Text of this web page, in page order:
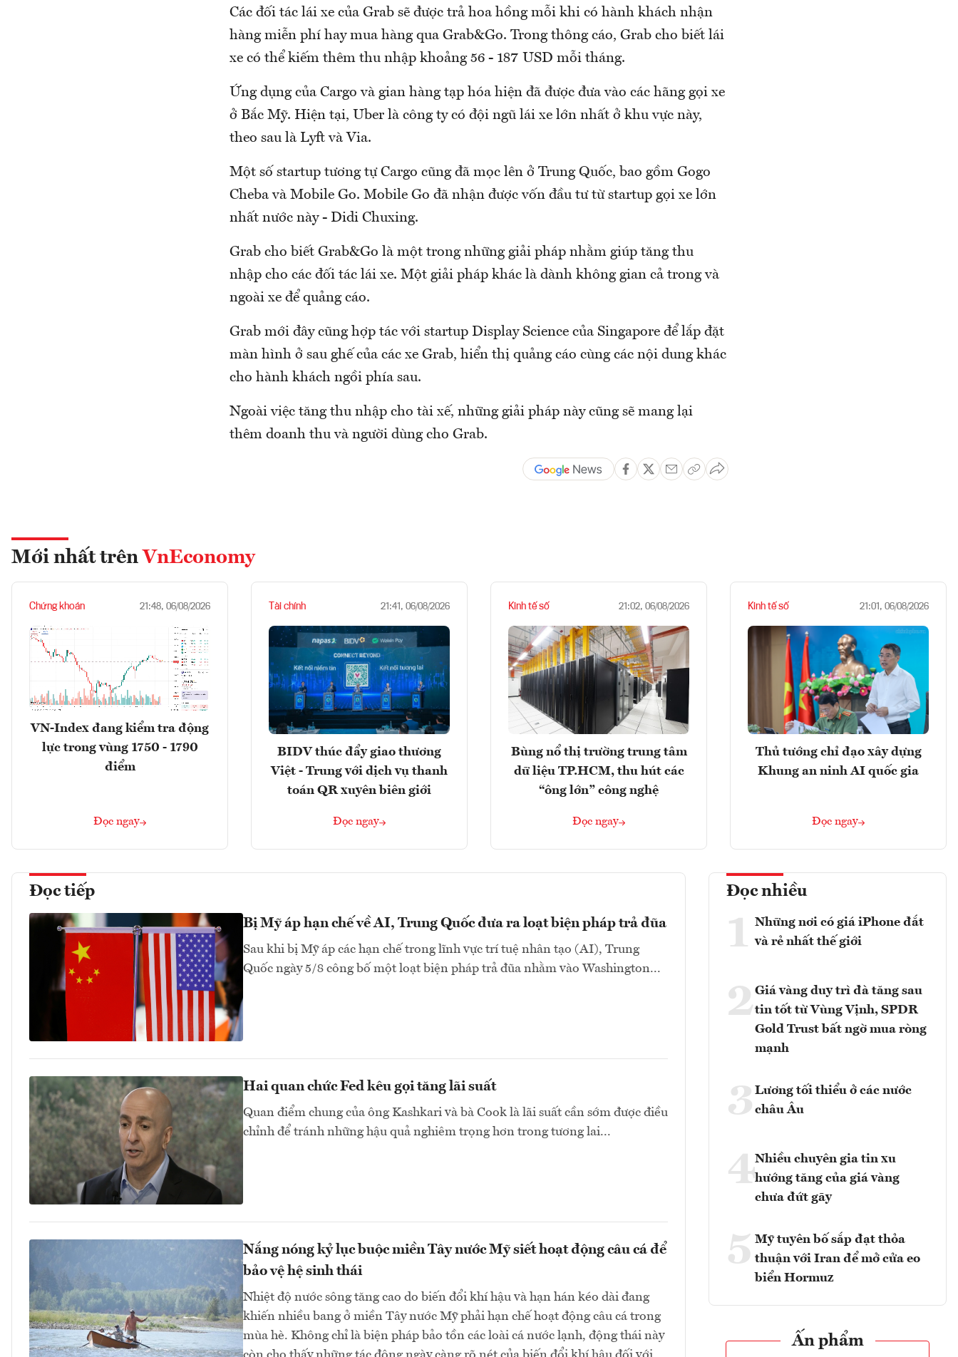
Các đối tác lái xe của Grab sẽ được trả hoa hồng mỗi khi có hành khách nhận
hàng miễn phí hay mua hàng qua Grab&Go. Trong thông cáo, Grab cho biết lái
xe có thể kiếm thêm thu nhập khoảng 56 - 187 USD mỗi tháng.
Ứng dụng của Cargo và gian hàng tạp hóa hiện đã được đưa vào các hãng gọi xe
ở Bắc Mỹ. Hiện tại, Uber là công ty có đội ngũ lái xe lớn nhất ở khu vực này,
theo sau là Lyft và Via.
Một số startup tương tự Cargo cũng đã mọc lên ở Trung Quốc, bao gồm Gogo
Cheba và Mobile Go. Mobile Go đã nhận được vốn đầu tư từ startup gọi xe lớn
nhất nước này - Didi Chuxing.
Grab cho biết Grab&Go là một trong những giải pháp nhằm giúp tăng thu
nhập cho các đối tác lái xe. Một giải pháp khác là dành không gian cả trong và
ngoài xe để quảng cáo.
Grab mới đây cũng hợp tác với startup Display Science của Singapore để lắp đặt
màn hình ở sau ghế của các xe Grab, hiển thị quảng cáo cùng các nội dung khác
cho hành khách ngồi phía sau.
Ngoài việc tăng thu nhập cho tài xế, những giải pháp này cũng sẽ mang lại
thêm doanh thu và người dùng cho Grab.
Mới nhất trên VnEconomy
Chứng khoán 21:48, 06/08/2026
VN-Index đang kiểm tra động
lực trong vùng 1750 - 1790
điểm
Đọc ngay
Tài chính 21:41, 06/08/2026
BIDV thúc đẩy giao thương
Việt - Trung với dịch vụ thanh
toán QR xuyên biên giới
Đọc ngay
Kinh tế số 21:02, 06/08/2026
Bùng nổ thị trường trung tâm
dữ liệu TP.HCM, thu hút các
“ông lớn” công nghệ
Đọc ngay
Kinh tế số 21:01, 06/08/2026
Thủ tướng chỉ đạo xây dựng
Khung an ninh AI quốc gia
Đọc ngay
Đọc tiếp
Bị Mỹ áp hạn chế về AI, Trung Quốc đưa ra loạt biện pháp trả đũa
Sau khi bị Mỹ áp các hạn chế trong lĩnh vực trí tuệ nhân tạo (AI), Trung
Quốc ngày 5/8 công bố một loạt biện pháp trả đũa nhằm vào Washington...
Hai quan chức Fed kêu gọi tăng lãi suất
Quan điểm chung của ông Kashkari và bà Cook là lãi suất cần sớm được điều
chỉnh để tránh những hậu quả nghiêm trọng hơn trong tương lai...
Nắng nóng kỷ lục buộc miền Tây nước Mỹ siết hoạt động câu cá để
bảo vệ hệ sinh thái
Nhiệt độ nước sông tăng cao do biến đổi khí hậu và hạn hán kéo dài đang
khiến nhiều bang ở miền Tây nước Mỹ phải hạn chế hoạt động câu cá trong
mùa hè. Không chỉ là biện pháp bảo tồn các loài cá nước lạnh, động thái này
Đọc nhiều
1 Những nơi có giá iPhone đắt
và rẻ nhất thế giới
2Giá vàng duy trì đà tăng sau
tin tốt từ Vùng Vịnh, SPDR
Gold Trust bất ngờ mua ròng
mạnh
3 Lương tối thiểu ở các nước
châu Âu
4Nhiều chuyên gia tin xu
hướng tăng của giá vàng
chưa đứt gãy
5 Mỹ tuyên bố sắp đạt thỏa
thuận với Iran để mở cửa eo
biển Hormuz
Ấn phẩm